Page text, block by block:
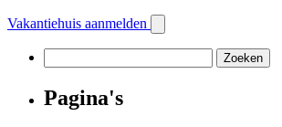
Vakantiehuis aanmelden
naar:
Pagina's